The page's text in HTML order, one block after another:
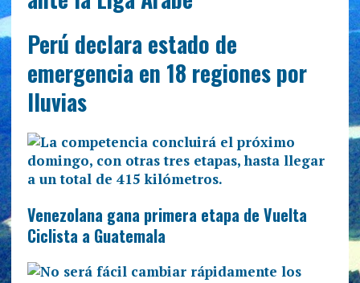
Perú declara estado de
emergencia en 18 regiones por
lluvias
Venezolana gana primera etapa de Vuelta
Ciclista a Guatemala